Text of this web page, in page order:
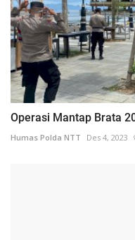
Operasi Mantap Brata
Humas Polda NTT Des 4, 2023